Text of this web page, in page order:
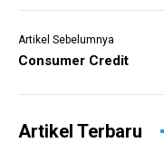
Artikel Sebelumnya
Consumer Credit
Artikel Terbaru